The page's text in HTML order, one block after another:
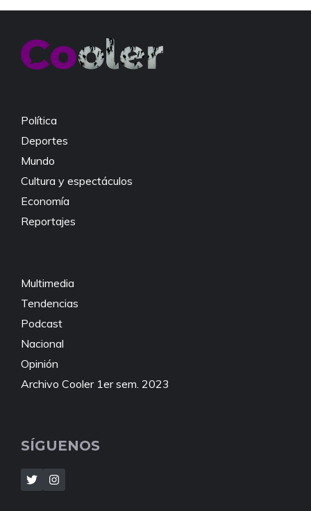
Política
Deportes
Mundo
Cultura y espectáculos
Economía
Reportajes
Multimedia
Tendencias
Podcast
Nacional
Opinión
Archivo Cooler 1er sem. 2023
SÍGUENOS